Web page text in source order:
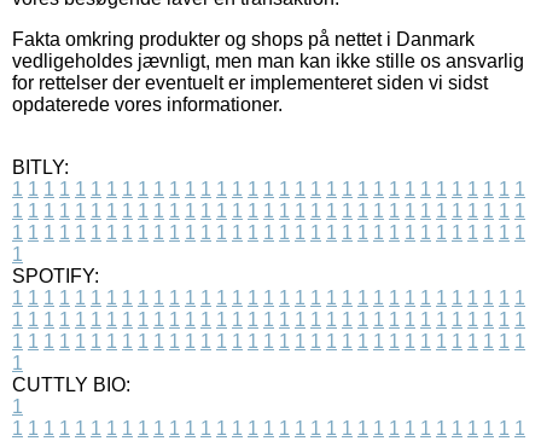
Fakta omkring produkter og shops på nettet i Danmark
vedligeholdes jævnligt, men man kan ikke stille os ansvarlig
for rettelser der eventuelt er implementeret siden vi sidst
opdaterede vores informationer.
BITLY:
1 1 1 1 1 1 1 1 1 1 1 1 1 1 1 1 1 1 1 1 1 1 1 1 1 1 1 1 1 1 1 1 1
1 1 1 1 1 1 1 1 1 1 1 1 1 1 1 1 1 1 1 1 1 1 1 1 1 1 1 1 1 1 1 1 1
1 1 1 1 1 1 1 1 1 1 1 1 1 1 1 1 1 1 1 1 1 1 1 1 1 1 1 1 1 1 1 1 1
1
SPOTIFY:
1 1 1 1 1 1 1 1 1 1 1 1 1 1 1 1 1 1 1 1 1 1 1 1 1 1 1 1 1 1 1 1 1
1 1 1 1 1 1 1 1 1 1 1 1 1 1 1 1 1 1 1 1 1 1 1 1 1 1 1 1 1 1 1 1 1
1 1 1 1 1 1 1 1 1 1 1 1 1 1 1 1 1 1 1 1 1 1 1 1 1 1 1 1 1 1 1 1 1
1
CUTTLY BIO:
1
1 1 1 1 1 1 1 1 1 1 1 1 1 1 1 1 1 1 1 1 1 1 1 1 1 1 1 1 1 1 1 1 1